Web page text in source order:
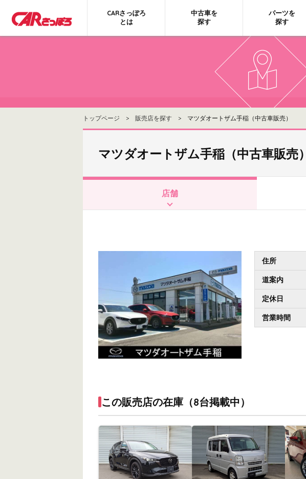
CARさっぽろ
とは
中古車を
探す
パーツを
探す
トップページ > 販売店を探す > マツダオートザム手稲（中古車販売）
マツダオートザム手稲（中古車販売）
店舗
住所
道案内
定休日
営業時間
この販売店の在庫（8台掲載中）